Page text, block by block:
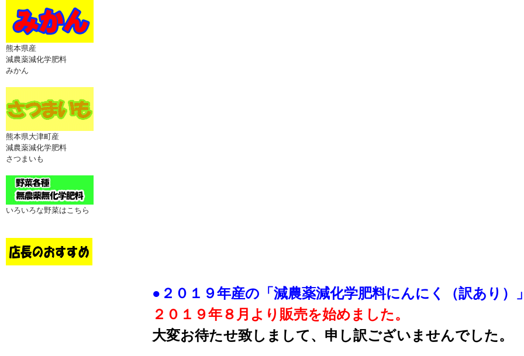
熊本県産
減農薬減化学肥料
みかん
熊本県大津町産
減農薬減化学肥料
さつまいも
いろいろな野菜はこちら
●２０１９年産の「減農薬減化学肥料にんにく（訳あり）
２０１９年８月より販売を始めました。
大変お待たせ致しまして、申し訳ございませんでした。